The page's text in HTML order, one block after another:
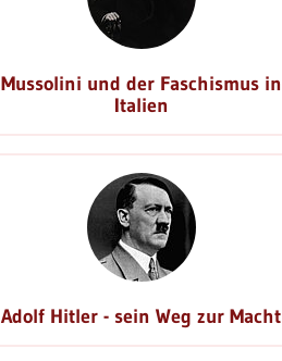
Mussolini und der Faschismus in
Italien
Adolf Hitler - sein Weg zur Macht